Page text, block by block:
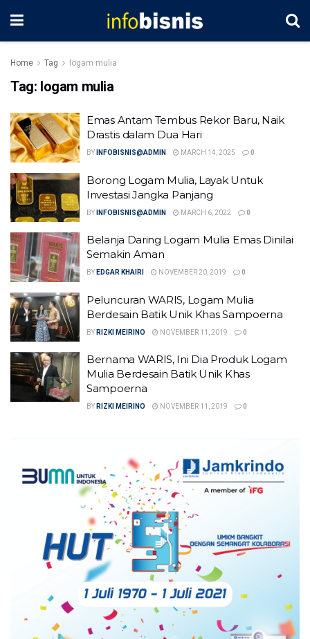
Home Tag logam mulia
Tag: logam mulia
Emas Antam Tembus Rekor Baru, Naik
Drastis dalam Dua Hari
BY INFOBISNIS@ADMIN MARCH 14, 2025 0
Borong Logam Mulia, Layak Untuk
Investasi Jangka Panjang
BY INFOBISNIS@ADMIN MARCH 6, 2022 0
Belanja Daring Logam Mulia Emas Dinilai
Semakin Aman
BY EDGAR KHAIRI NOVEMBER 20, 2019 0
Peluncuran WARIS, Logam Mulia
Berdesain Batik Unik Khas Sampoerna
BY RIZKI MEIRINO NOVEMBER 11, 2019 0
Bernama WARIS, Ini Dia Produk Logam
Mulia Berdesain Batik Unik Khas
Sampoerna
BY RIZKI MEIRINO NOVEMBER 11, 2019 0